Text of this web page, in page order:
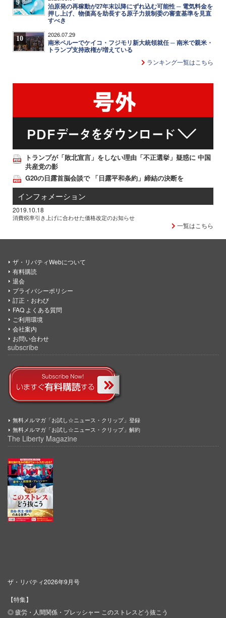
9
泊原発の再稼動が27年末以降にずれ込む可能性 ─ 電気料金を
押し上げ、物価高を助長する原子力規制委の審査基準を見直
すべき
10 2026.07.29
南米ペルーでケイコ・フジモリ新大統領就任 ─ 南米で親米・
トランプ支持政権が増えている
ランキング一覧はこちら
トランプが「敗北宣言」をしない理由「不正選挙」疑惑に 中国
共産党の影
G20の日露首脳会談で 「日露平和条約」締結の決断を
インフォメーション
2019.10.18
消費税率引き上げに合わせた価格改定のお知らせ
一覧はこちら
ザ・リバティWebについて
有料購読
退会
プライバシーポリシー
訂正・おわび
FAQ よくある質問
ご利用環境
会社案内
お問い合わせ
subscribe
無料メルマガ「お試し☆ニュース・クリップ」登録
無料メルマガ「お試し☆ニュース・クリップ」解約
The Liberty Magazine
ザ・リバティ2026年9月号
【特集】
◎ 疲労・人間関係・プレッシャー このストレスどう抜こう